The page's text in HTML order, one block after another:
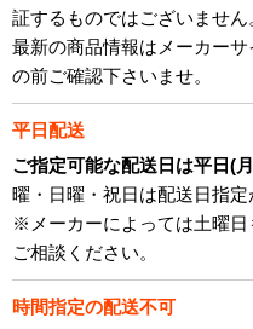
証するものではございません
最新の商品情報はメーカー
の前ご確認下さいませ。
平日配送
ご指定可能な配送日は平日(
曜・日曜・祝日は配送日指定
※メーカーによっては土曜
ご相談ください。
時間指定の配送不可